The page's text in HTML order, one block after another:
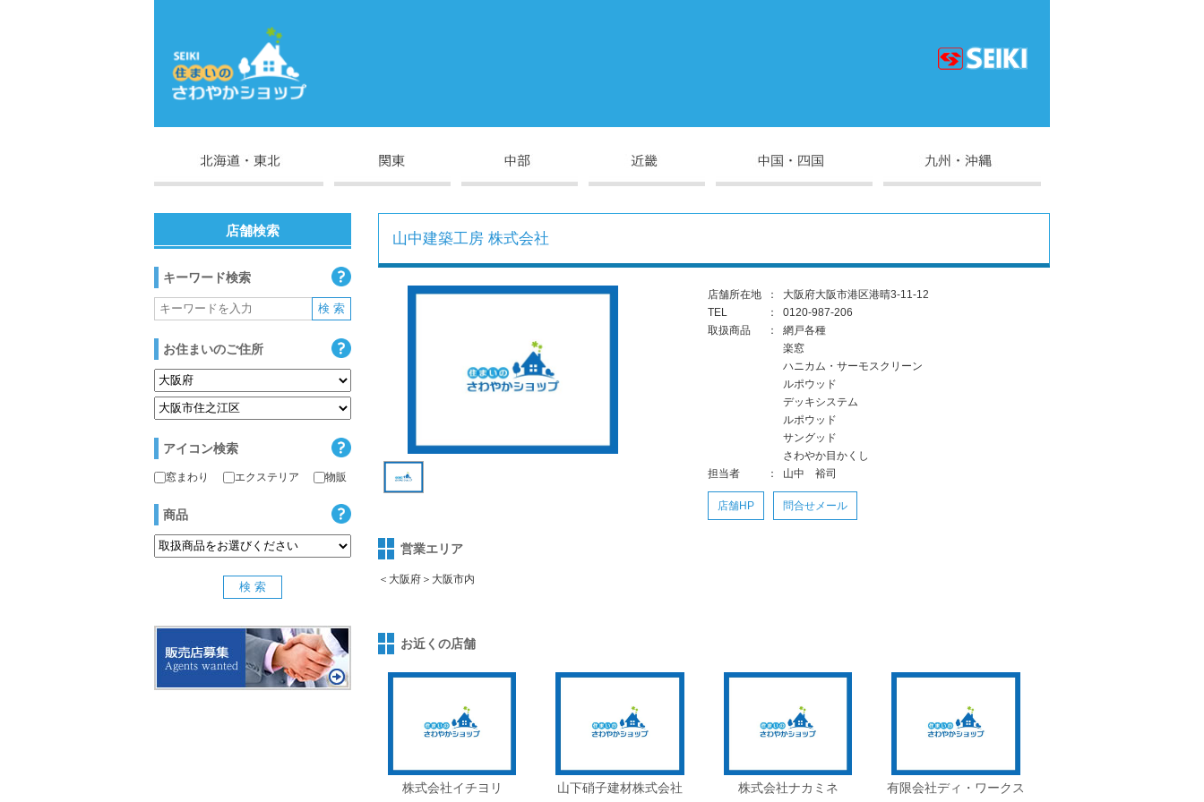
山中建築工房 株式会社
店舗所在地 ：
大阪府大阪市港区港晴3-11-12
TEL
：
0120-987-206
取扱商品
：
網戸各種
楽窓
ハニカム・サーモスクリーン
ルポウッド
デッキシステム
ルポウッド
サングッド
さわやか目かくし
担当者
： 山中 裕司
店舗HP 問合せメール
営業エリア
＜大阪府＞大阪市内
お近くの店舗
株式会社イチヨリ 山下硝子建材株式会社 株式会社ナカミネ 有限会社ディ・ワークス
店舗検索
キーワード検索
お住まいのご住所
アイコン検索
窓まわり エクステリア 物販
商品